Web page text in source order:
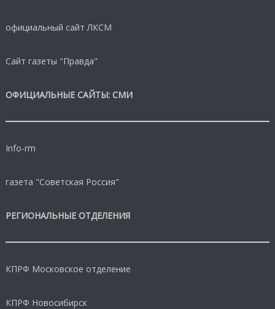
официальный сайт ЛКСМ
Сайт газеты "Правда"
ОФИЦИАЛЬНЫЕ САЙТЫ: СМИ
Info-rm
газета "Советская Россия"
РЕГИОНАЛЬНЫЕ ОТДЕЛЕНИЯ
КПРФ Московское отделение
КПРФ Новосибирск